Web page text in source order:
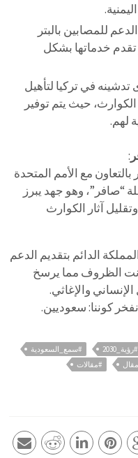
للمصابين بالبتر
تقدم خدماتها بشكل
في تركيا لتأهيل
حيث يتم توفير
لهم.
:
18 مليون دولار بالتعاون مع الأمم المتحدة
“صافر”، وهو جهد يبرز
آثار الكوارث
الدائم بتقديم الدعم
الظروف مما يرسخ
والإغاثي.
كوننا: سعوديين.
#رؤية_2030
#سمع_السعودية
#مقالات